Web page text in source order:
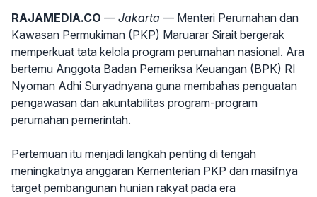
RAJAMEDIA.CO — Jakarta — Menteri Perumahan dan
Kawasan Permukiman (PKP) Maruarar Sirait bergerak
memperkuat tata kelola program perumahan nasional. Ara
bertemu Anggota Badan Pemeriksa Keuangan (BPK) RI
Nyoman Adhi Suryadnyana guna membahas penguatan
pengawasan dan akuntabilitas program-program
perumahan pemerintah.
Pertemuan itu menjadi langkah penting di tengah
meningkatnya anggaran Kementerian PKP dan masifnya
target pembangunan hunian rakyat pada era